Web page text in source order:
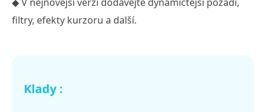
filtry, efekty kurzoru a další.
Klady :